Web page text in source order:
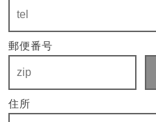
郵便番号
住所